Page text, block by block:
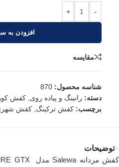
-
+
افزودن به
مقایسه
شناسه محصول: 870
دسته: رانینگ و پیاده روی کفش
برچسب: کفش ترکینگ کفش
توضیحات